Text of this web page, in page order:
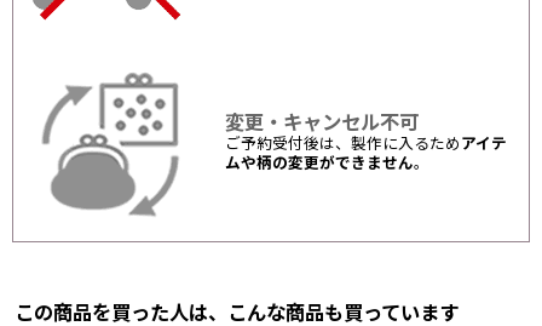
変更・キャンセル不可
ご予約受付後は、製作に入るため アイテ
ムや柄の変更ができません。
この商品を買った人は、こんな商品も買っています